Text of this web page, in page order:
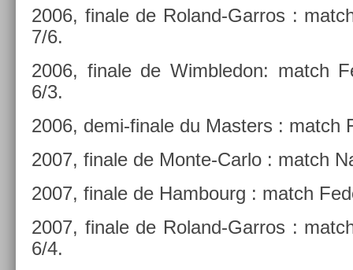
2006, fin­ale de Roland-Garros :
7/6.
2006, fin­ale de Wimbledon: match
6/3.
2006, demi-finale du Mast­ers : match
2007, fin­ale de Monte-Carlo : match
2007, fin­ale de Ham­bourg : match
2007, fin­ale de Roland-Garros :
6/4.